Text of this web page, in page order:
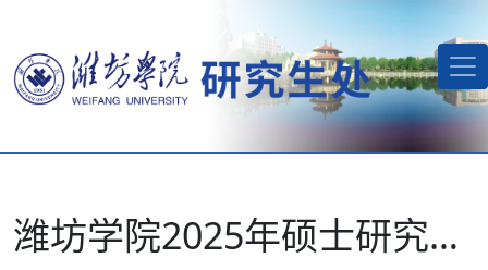
潍坊学院2025年硕士研究生招生调剂公告